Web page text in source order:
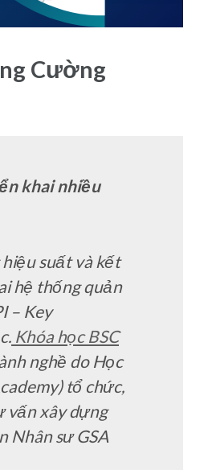
Cường
khai nhiều
suất và kết
hệ thống quản
– Key
Khóa học BSC
nghề do Học
tổ chức,
vấn xây dựng
Nhân sư GSA